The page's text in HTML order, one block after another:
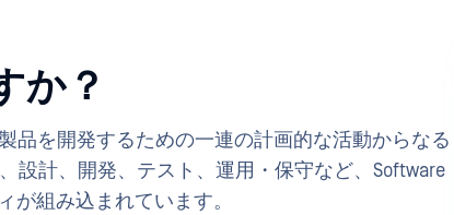
か？
品を開発するための一連の計画的な活動からなる
設計、開発、テスト、運用・保守など、Software
が組み込まれています。